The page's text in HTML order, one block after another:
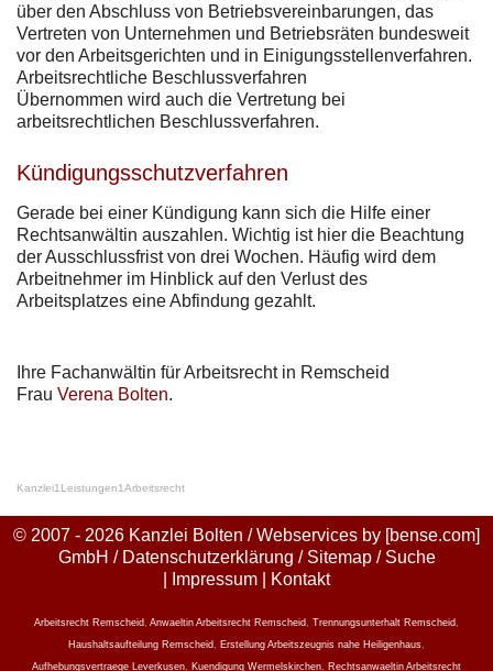
über den Abschluss von Betriebsvereinbarungen, das
Vertreten von Unternehmen und Betriebsräten bundesweit
vor den Arbeitsgerichten und in Einigungsstellenverfahren.
Arbeitsrechtliche Beschlussverfahren
Übernommen wird auch die Vertretung bei
arbeitsrechtlichen Beschlussverfahren.
Kündigungsschutzverfahren
Gerade bei einer Kündigung kann sich die Hilfe einer
Rechtsanwältin auszahlen. Wichtig ist hier die Beachtung
der Ausschlussfrist von drei Wochen. Häufig wird dem
Arbeitnehmer im Hinblick auf den Verlust des
Arbeitsplatzes eine Abfindung gezahlt.
Ihre Fachanwältin für Arbeitsrecht in Remscheid
Frau Verena Bolten.
Kanzlei1 Leistungen1Arbeitsrecht
© 2007 - 2026 Kanzlei Bolten / Webservices by [bense.com]
GmbH / Datenschutzerklärung / Sitemap/ Suche
Impressum Kontakt
Arbeitsrecht Remscheid Anwaeltin Arbeitsrecht Remscheid Trennungsunterhalt Remscheid
Haushaltsaufteilung Remscheid
Erstellung Arbeitszeugnis nahe Heiligenhaus
Aufhebungsvertraege Leverkusen
Kuendigung Wermelskirchen Rechtsanwaeltin Arbeitsrecht